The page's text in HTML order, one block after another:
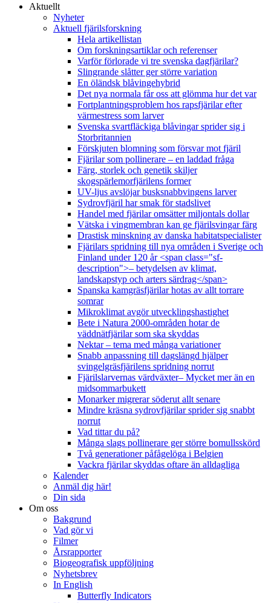
Aktuellt
Nyheter
Aktuell fjärilsforskning
Hela artikellistan
Om forskningsartiklar och referenser
Varför förlorade vi tre svenska dagfjärilar?
Slingrande slåtter ger större variation
En öländsk blåvingehybrid
Det nya normala får oss att glömma hur det var
Fortplantningsproblem hos rapsfjärilar efter
värmestress som larver
Svenska svartfläckiga blåvingar sprider sig i
Storbritannien
Förskjuten blomning som försvar mot fjäril
Fjärilar som pollinerare – en laddad fråga
Färg, storlek och genetik skiljer
skogspärlemorfjärilens former
UV-ljus avslöjar busksnabbvingens larver
Sydrovfjäril har smak för stadslivet
Handel med fjärilar omsätter miljontals dollar
Vätska i vingmembran kan ge fjärilsvingar färg
Drastisk minskning av danska habitatspecialister
Fjärilars spridning till nya områden i Sverige och
Finland under 120 år <span class="sf-
description">– betydelsen av klimat,
landskapstyp och arters särdrag</span>
Spanska kamgräsfjärilar hotas av allt torrare
somrar
Mikroklimat avgör utvecklingshastighet
Bete i Natura 2000-områden hotar de
väddnätfjärilar som ska skyddas
Nektar – tema med många variationer
Snabb anpassning till dagslängd hjälper
svingelgräsfjärilens spridning norrut
Fjärilslarvernas värdväxter– Mycket mer än en
midsommarbukett
Monarker migrerar söderut allt senare
Mindre kräsna sydrovfjärilar sprider sig snabbt
norrut
Vad tittar du på?
Många slags pollinerare ger större bomullsskörd
Två generationer påfågelöga i Belgien
Vackra fjärilar skyddas oftare än alldagliga
Kalender
Anmäl dig här!
Din sida
Om oss
Bakgrund
Vad gör vi
Filmer
Årsrapporter
Biogeografisk uppföljning
Nyhetsbrev
In English
Butterfly Indicators